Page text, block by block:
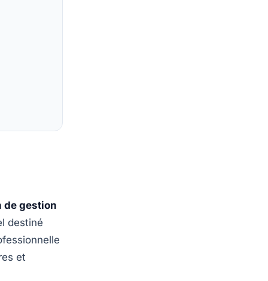
de gestion
destiné
et